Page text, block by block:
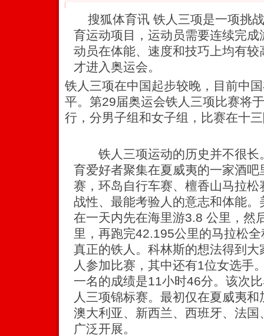
搜狐体育讯 铁人三项是一项挑
育运动项目，运动员需要连续完
动员在体能、速度和技巧上均有
才进入奥运会。
铁人三项在中国起步较晚，目前中
平。第29届奥运会铁人三项比赛将
行，分男子组和女子组，比赛在十
铁人三项运动的历史并不很长
育爱好者聚集在夏威夷的一家酒
赛，环岛自行车赛、檀香山马拉
战性、最能考验人的意志和体能
在一天内先在海里游3.8 公里，然
里，再跑完42.195公里的马拉松
真正的铁人。科林斯的想法得到
人参加比赛，其中还有1位女选手
一名的成绩是11小时46分。该次
人三项锦标赛。最初仅在夏威夷
澳大利亚、新西兰、西班牙、法
广泛开展。